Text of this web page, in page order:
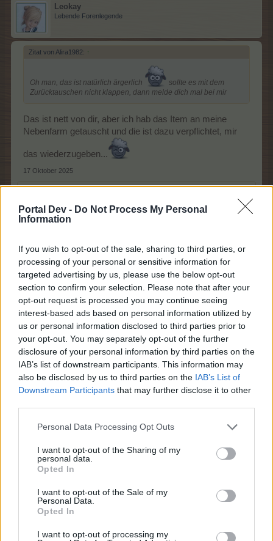
Portal Dev - Do Not Process My Personal
Information
If you wish to opt-out of the sale, sharing to third parties, or
processing of your personal or sensitive information for
targeted advertising by us, please use the below opt-out
section to confirm your selection. Please note that after your
opt-out request is processed you may continue seeing
interest-based ads based on personal information utilized by
us or personal information disclosed to third parties prior to
your opt-out. You may separately opt-out of the further
disclosure of your personal information by third parties on the
IAB’s list of downstream participants. This information may
also be disclosed by us to third parties on the IAB’s List of
Downstream Participants that may further disclose it to other
Personal Data Processing Opt Outs
I want to opt-out of the Sharing of my
personal data.
Opted In
I want to opt-out of the Sale of my
Personal Data.
Opted In
I want to opt-out of processing my
Leokay
Lebende Forenlegende
Zitat von Alira1982: ↑
Oh man, das ist natürlich ärgerlich
sollte es mit dem
Zurücktauschen nicht klappen, dann melde dich mal bei mir
Das ist nett von dir, aber ich hab das Item an meine
Nebenfarm getauscht und die ist dazu verpflichtet, mir
das wiederzugeben...
17 Oktober 2025
mona175,schlewi,Wildbeereund3 anderengefällt dies.
Lebende Forenlegende
Das ist nett von dir, aber ich hab das Item an meine Nebenfarm
getauscht und die ist dazu verpflichtet, mir das wiederzugeben...
ok - so, noch 23 Minuten und dann kann es
losgehen
17 Oktober 2025
hoda30undLeokaygefällt dies.
fulseck
Ich hab alles, was gebraucht wird, in der Scheune...Was ich